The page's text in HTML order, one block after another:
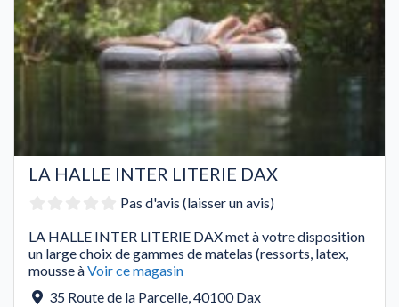
LA HALLE INTER LITERIE DAX
Pas d'avis (laisser un avis)
LA HALLE INTER LITERIE DAX met à votre disposition
un large choix de gammes de matelas (ressorts, latex,
mousse àVoir ce magasin
35 Route de la Parcelle,40100 Dax